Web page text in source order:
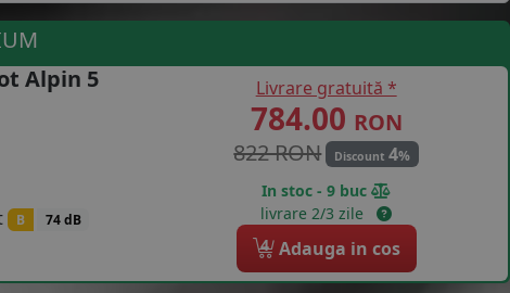
Alpin 5
B 74 dB
Livrare gratuită *
784.00 RON
822 RON
Discount4%
In stoc - 9 buc
livrare 2/3 zile
4 Adauga in cos